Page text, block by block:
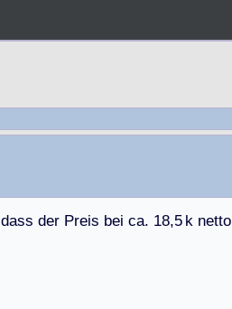
dass der Preis bei ca. 18,5 k netto